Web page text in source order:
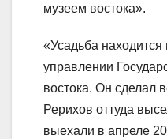
музеем востока».
«Усадьба
управлении
востока. Он сделал
Рерихов оттуда
выехали в апреле